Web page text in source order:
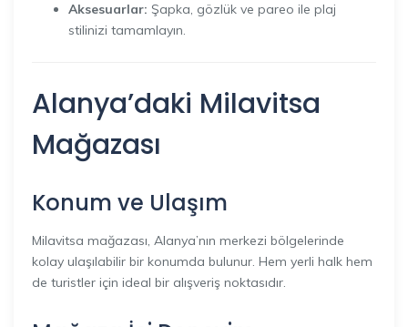
Aksesuarlar: Şapka, gözlük ve pareo ile plaj
stilinizi tamamlayın.
Alanya’daki Milavitsa
Mağazası
Konum ve Ulaşım
Milavitsa mağazası, Alanya’nın merkezi bölgelerinde
kolay ulaşılabilir bir konumda bulunur. Hem yerli halk hem
de turistler için ideal bir alışveriş noktasıdır.